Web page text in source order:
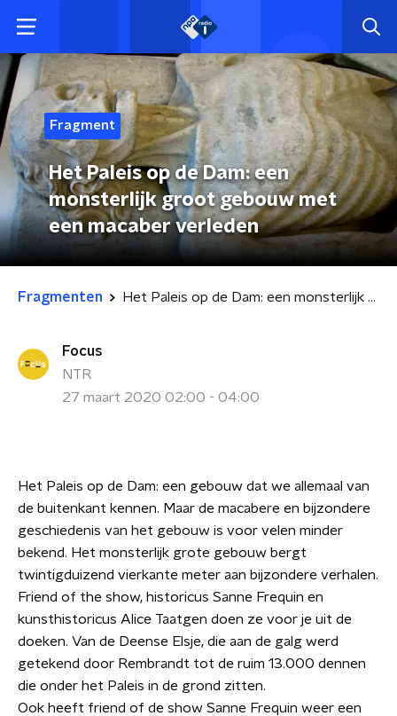
Fragment
Het Paleis op de Dam: een
monsterlijk groot gebouw met
een macaber verleden
Fragmenten Het Paleis op de Dam: een monsterlijk groot gebouw met een macaber verleden
Focus
NTR
27 maart 2020 02:00 - 04:00
Het Paleis op de Dam: een gebouw dat we allemaal van
de buitenkant kennen. Maar de macabere en bijzondere
geschiedenis van het gebouw is voor velen minder
bekend. Het monsterlijk grote gebouw bergt
twintigduizend vierkante meter aan bijzondere verhalen.
Friend of the show, historicus Sanne Frequin en
kunsthistoricus Alice Taatgen doen ze voor je uit de
doeken. Van de Deense Elsje, die aan de galg werd
getekend door Rembrandt tot de ruim 13.000 dennen
die onder het Paleis in de grond zitten.
Ook heeft friend of de show Sanne Frequin weer een